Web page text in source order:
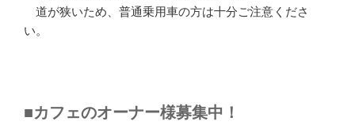
道が狭いため、普通乗用車の方は十分ご注意くださ
い。
■カフェのオーナー様募集中！